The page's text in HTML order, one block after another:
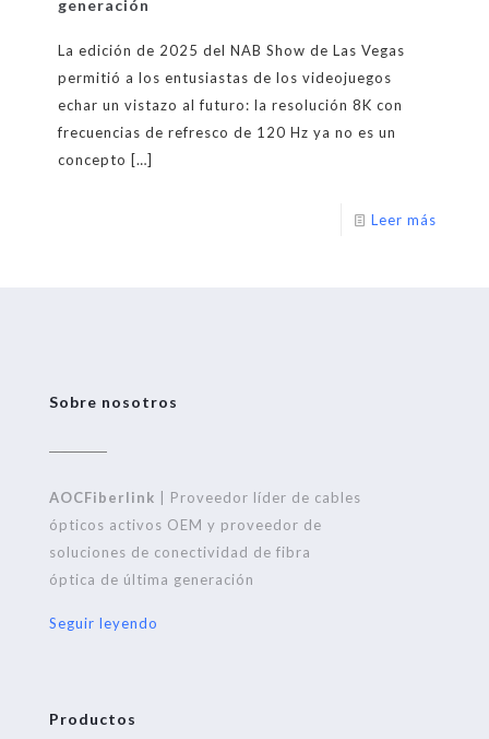
generación
La edición de 2025 del NAB Show de Las Vegas
permitió a los entusiastas de los videojuegos
echar un vistazo al futuro: la resolución 8K con
frecuencias de refresco de 120 Hz ya no es un
concepto […]
Leer más
Sobre nosotros
AOCFiberlink | Proveedor líder de cables
ópticos activos OEM y proveedor de
soluciones de conectividad de fibra
óptica de última generación
Seguir leyendo
Productos